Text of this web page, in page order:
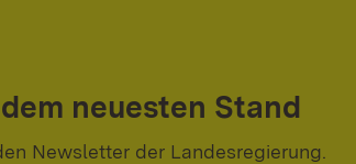
neuesten Stand
Newsletter der Landesregierung.